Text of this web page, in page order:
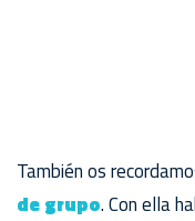
También os
de grupo. Con ella